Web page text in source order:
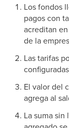
Los fondos
pagos con
acreditan
de la
Las tarifas
El valor del
agrega al
La suma